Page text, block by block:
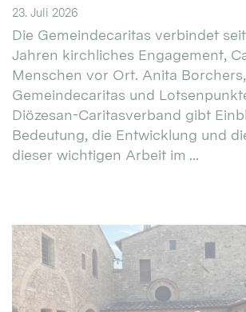
23. Juli 2026
Die Gemeindecaritas verbindet
Jahren kirchliches Engagement,
Menschen vor Ort. Anita
Gemeindecaritas und
Diözesan-Caritasverband gibt
Bedeutung, die Entwicklung und
dieser wichtigen Arbeit im ...